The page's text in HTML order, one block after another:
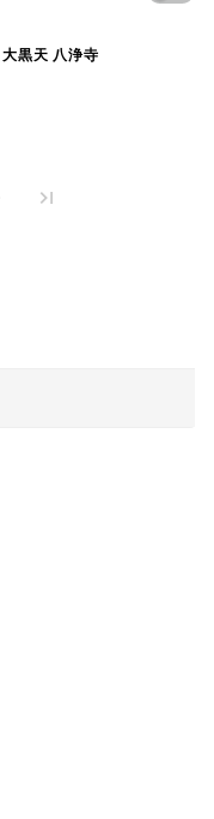
黒天 八浄寺